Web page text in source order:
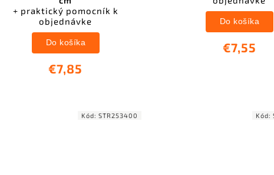
+ praktický pomocník k
objednávke
€7,85
Do košíka €7,55
Do košíka
Kód:STR253400 Kód: